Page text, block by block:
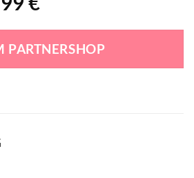
€
ist:
59,99 €.
PARTNERSHOP